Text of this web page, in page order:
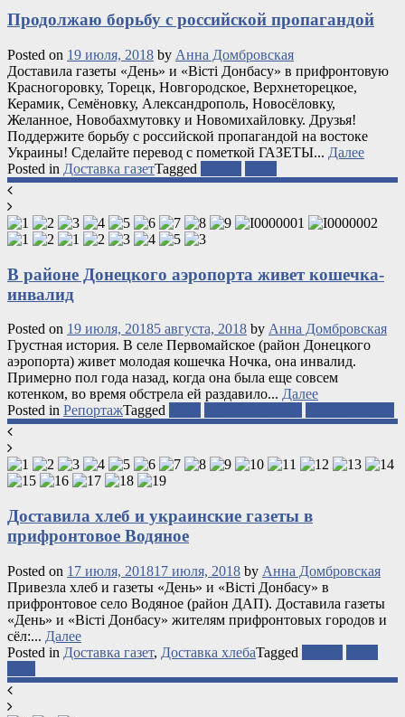
Продолжаю борьбу с российской пропагандой
Posted on 19 июля, 2018 by Анна Домбровская
Доставила газеты «День» и «Вісті Донбасу» в прифронтовую
Красногоровку, Торецк, Новгородское, Верхнеторецкое,
Керамик, Семёновку, Александрополь, Новосёловку,
Желанное, Новобахмутовку и Новомихайловку. Друзья!
Поддержите борьбу с российской пропагандой на востоке
Украины! Сделайте перевод с пометкой ГАЗЕТЫ... Далее
Posted in Доставка газетTagged
В районе Донецкого аэропорта живет кошечка-
инвалид
Posted on 19 июля, 20185 августа, 2018 by Анна Домбровская
Грустная история. В селе Первомайское (район Донецкого
аэропорта) живет молодая кошечка Ночка, она инвалид.
Примерно пол года назад, когда она была еще совсем
котенком, во время обстрела ей раздавило... Далее
Posted in РепортажTagged
Доставила хлеб и украинские газеты в
прифронтовое Водяное
Posted on 17 июля, 201817 июля, 2018 by Анна Домбровская
Привезла хлеб и газеты «День» и «Вісті Донбасу» в
прифронтовое село Водяное (район ДАП). Доставила газеты
«День» и «Вісті Донбасу» жителям прифронтовых городов и
сёл:... Далее
Posted in Доставка газет, Доставка хлебаTagged